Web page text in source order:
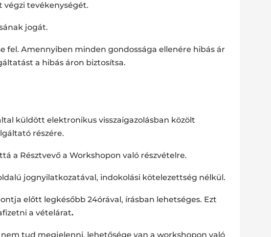
végzi tevékenységét.
jogát.
Amennyiben minden gondossága ellenére hibás ár
a hibás áron biztosítsa.
küldött elektronikus visszaigazolásban közölt
részére.
a Résztvevő a Workshopon való részvételre.
jognyilatkozatával, indokolási kötelezettség nélkül.
előtt legkésőbb 24órával, írásban lehetséges. Ezt
a vételárat.
tud megjelenni, lehetősége van a workshopon való